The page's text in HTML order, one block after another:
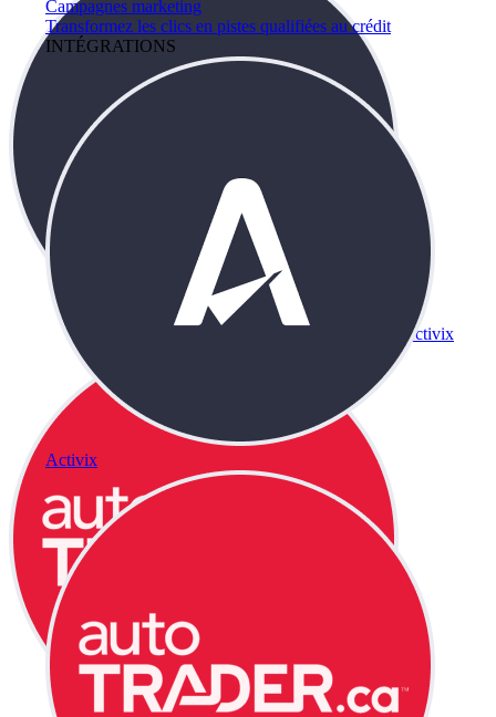
Campagnes marketing
Transformez les clics en pistes qualifiées au crédit
INTÉGRATIONS
Activix
Activix